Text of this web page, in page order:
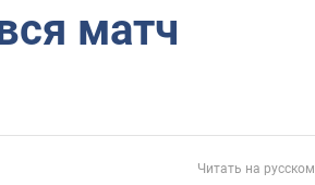
матч
Читать на русском